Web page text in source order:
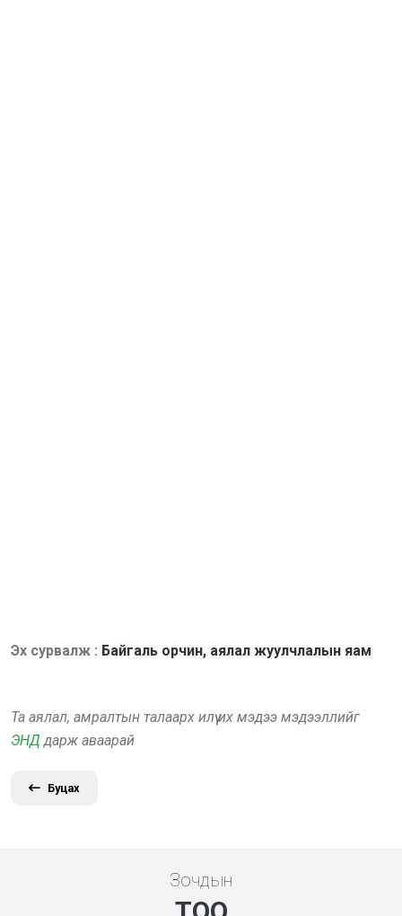
Эх сурвалж : Байгаль орчин, аялал жуулчлалын яам
Та аялал, амралтын талаарх илүү их мэдээ мэдээллийг
ЭНД дарж аваарай
Буцах
Зочдын